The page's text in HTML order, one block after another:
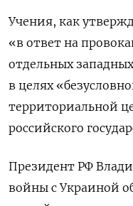
Учения, как
«в ответ на
отдельных
в целях
территориальной
российского
Президент РФ
войны с Украиной